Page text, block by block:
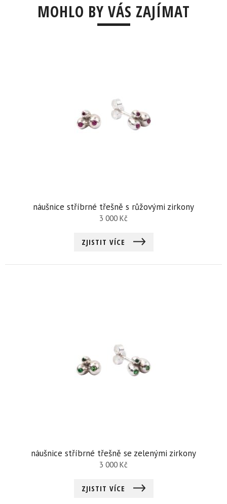
MOHLO BY VÁS ZAJÍMAT
náušnice stříbrné třešně s růžovými zirkony
3 000 Kč
ZJISTIT VÍCE
náušnice stříbrné třešně se zelenými zirkony
3 000 Kč
ZJISTIT VÍCE